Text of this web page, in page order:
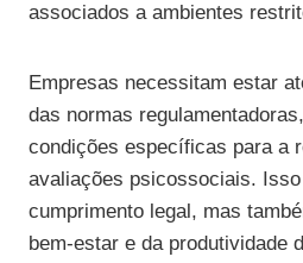
associados a ambientes
Empresas necessitam estar
das normas
condições específicas para a
avaliações psicossociais.
cumprimento legal, mas
bem-estar e da produtividade